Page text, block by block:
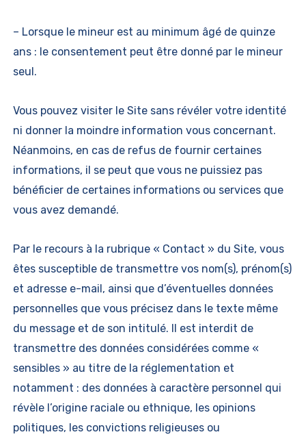
– Lorsque le mineur est au minimum âgé de quinze
ans : le consentement peut être donné par le mineur
seul.
Vous pouvez visiter le Site sans révéler votre identité
ni donner la moindre information vous concernant.
Néanmoins, en cas de refus de fournir certaines
informations, il se peut que vous ne puissiez pas
bénéficier de certaines informations ou services que
vous avez demandé.
Par le recours à la rubrique « Contact » du Site, vous
êtes susceptible de transmettre vos nom(s), prénom(s)
et adresse e-mail, ainsi que d’éventuelles données
personnelles que vous précisez dans le texte même
du message et de son intitulé. Il est interdit de
transmettre des données considérées comme «
sensibles » au titre de la réglementation et
notamment : des données à caractère personnel qui
révèle l’origine raciale ou ethnique, les opinions
politiques, les convictions religieuses ou